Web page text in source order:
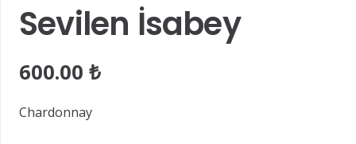
Sevilen İsabey
600.00 ₺
Chardonnay